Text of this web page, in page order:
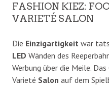
FASHION KIEZ:
VARIETÉ SALON
Die Einzigartigkeit war
LED Wänden des
Werbung über die Meile.
Varieté Salon auf dem